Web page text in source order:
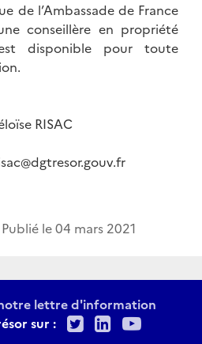
de l’Ambassade de France
conseillère en propriété
disponible pour toute
RISAC
Publié le04 mars 2021
lettre d'information
sur :
TwitterLinkedIn